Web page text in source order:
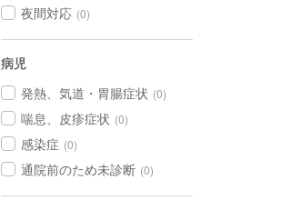
夜間対応 (0)
病児
発熱、気道・胃腸症状 (0)
喘息、皮疹症状 (0)
感染症 (0)
通院前のため未診断 (0)